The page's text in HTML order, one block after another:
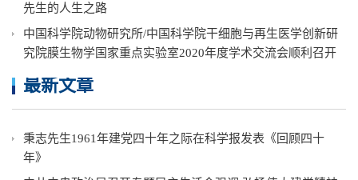
先生的人生之路
中国科学院动物研究所/中国科学院干细胞与再生医学创新研
究院膜生物学国家重点实验室2020年度学术交流会顺利召开
最新文章
秉志先生1961年建党四十年之际在科学报发表《回顾四十
年》